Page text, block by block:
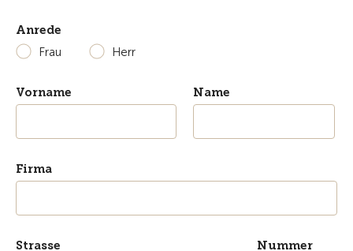
Anrede
Frau
Herr
Vorname Name
Firma
Strasse Nummer